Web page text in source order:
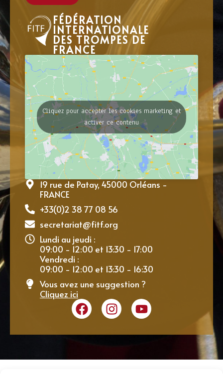
FÉDÉRATION
INTERNATIONALE
DES TROMPES DE
FRANCE
Cliquez pour accepter les cookies marketing et
activer ce contenu
19 rue de Patay, 45000 Orléans -
FRANCE
+33(0)2 38 77 08 56
secretariat@fitf.org
Lundi au jeudi :
09:00 - 12:00 et 13:30 - 17:00
Vendredi :
09:00 - 12:00 et 13:30 - 16:30
Vous avez une suggestion ?
Cliquez ici